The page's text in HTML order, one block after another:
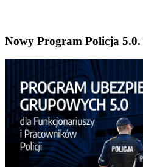
Nowy Program Policja